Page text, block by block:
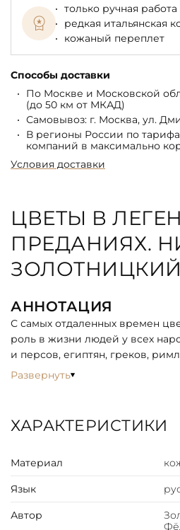
только ручная работа
редкая итальянская
кожаный переплет
Способы доставки
По Москве и Московской
(до 50 км от МКАД)
Самовывоз: г. Москва, ул.
В регионы России по
компаний в максимально
Условия доставки
ЦВЕТЫ В
ПРЕДАНИЯХ.
ЗОЛОТНИЦКИЙ
АННОТАЦИЯ
С самых отдаленных времен
роль в жизни людей у всех
и персов, египтян, греков,
и китайцев... Затем в Средние
и в торжественных
для украшения алтарей и
хранителями домашнего очага.
преданий связано с ними!
Эти легенды и предания
сто лет назад известным
Развернуть
ХАРАКТЕРИСТИКИ
Материал
Язык
Автор